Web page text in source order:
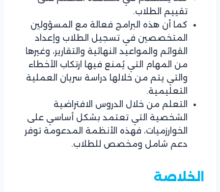
تقييم الطلاب.
كما أن هذه البرامج فعالة مع المسؤولين
المتخصصين في تسجيل الطلاب وإعداد
القوائم والمواعيد النهائية والتقارير، وغيرها
من المهام التي يُمنع فيها ارتكاب الأخطاء
والتي يتم من خلالها دراسة سريان العملية
التعليمية.
التعلم من خلال الدروس الافتراضية
الشخصية التي تعتمد بشكل أساسي على
الخوارزميات، فهذه الأنظمة المدعومة توفر
دعم شامل ومخصص للطلاب.
الخلاصة